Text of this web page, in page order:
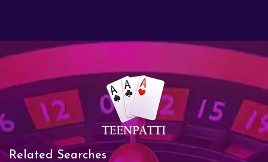
Related Searches